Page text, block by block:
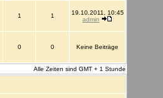
1 1
19.10.2011, 10:45
admin
0 0 Keine Beiträge
Alle Zeiten sind GMT + 1 Stunde